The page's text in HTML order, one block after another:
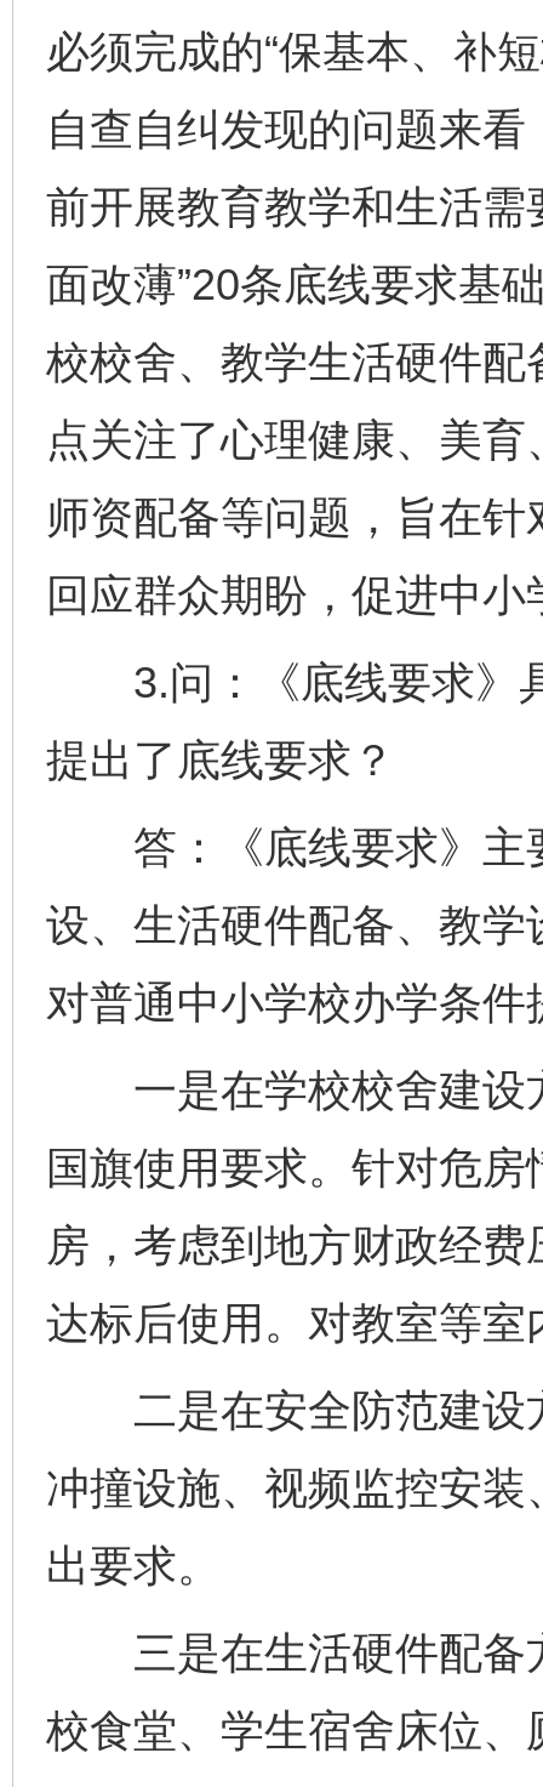
必须完成的“保基本、补
自查自纠发现的问题来
前开展教育教学和生活需
面改薄”20条底线要求基
校校舍、教学生活硬件
点关注了心理健康、美
师资配备等问题，旨在
回应群众期盼，促进中
3.问：《底线要求》
提出了底线要求？
答：《底线要求》主
设、生活硬件配备、教
对普通中小学校办学条
一是在学校校舍建设
国旗使用要求。针对危
房，考虑到地方财政经
达标后使用。对教室等
二是在安全防范建设
冲撞设施、视频监控安
出要求。
三是在生活硬件配备
校食堂、学生宿舍床位